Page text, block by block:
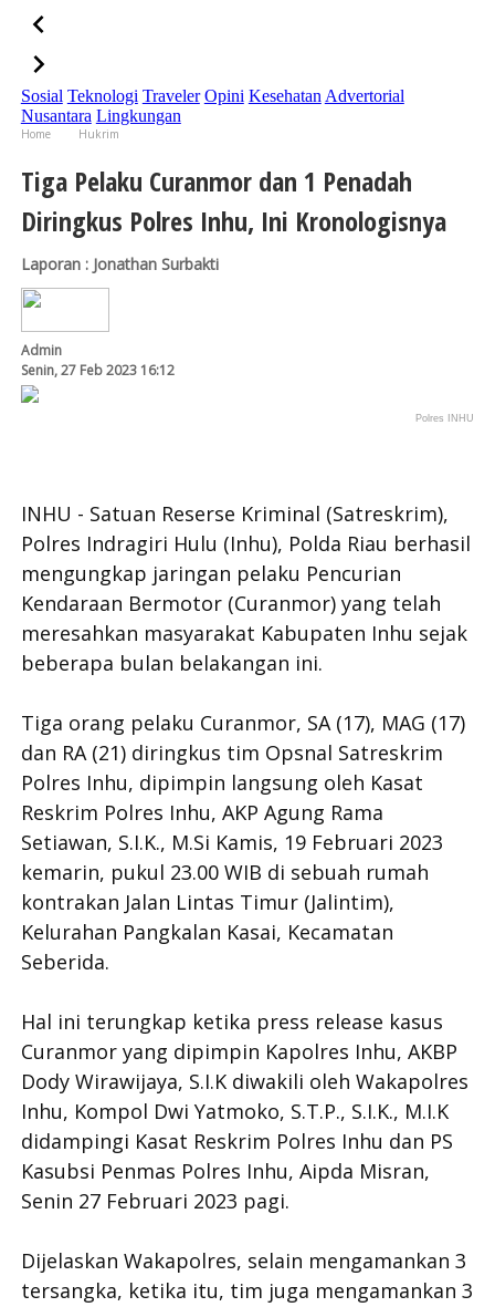
Sosial Teknologi Traveler Opini Kesehatan Advertorial
Nusantara Lingkungan
Home
Hukrim
Tiga Pelaku Curanmor dan 1 Penadah
Diringkus Polres Inhu, Ini Kronologisnya
Laporan : Jonathan Surbakti
Admin
Senin, 27 Feb 2023 16:12
Polres INHU
INHU - Satuan Reserse Kriminal (Satreskrim),
Polres Indragiri Hulu (Inhu), Polda Riau berhasil
mengungkap jaringan pelaku Pencurian
Kendaraan Bermotor (Curanmor) yang telah
meresahkan masyarakat Kabupaten Inhu sejak
beberapa bulan belakangan ini.
Tiga orang pelaku Curanmor, SA (17), MAG (17)
dan RA (21) diringkus tim Opsnal Satreskrim
Polres Inhu, dipimpin langsung oleh Kasat
Reskrim Polres Inhu, AKP Agung Rama
Setiawan, S.I.K., M.Si Kamis, 19 Februari 2023
kemarin, pukul 23.00 WIB di sebuah rumah
kontrakan Jalan Lintas Timur (Jalintim),
Kelurahan Pangkalan Kasai, Kecamatan
Seberida.
Hal ini terungkap ketika press release kasus
Curanmor yang dipimpin Kapolres Inhu, AKBP
Dody Wirawijaya, S.I.K diwakili oleh Wakapolres
Inhu, Kompol Dwi Yatmoko, S.T.P., S.I.K., M.I.K
didampingi Kasat Reskrim Polres Inhu dan PS
Kasubsi Penmas Polres Inhu, Aipda Misran,
Senin 27 Februari 2023 pagi.
Dijelaskan Wakapolres, selain mengamankan 3
tersangka, ketika itu, tim juga mengamankan 3